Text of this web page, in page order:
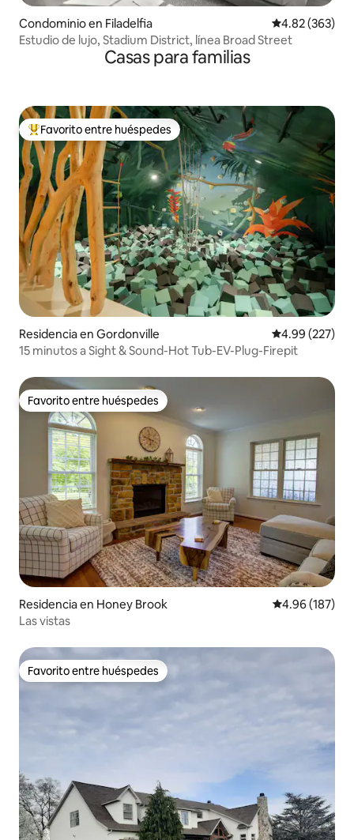
Condominio en Filadelfia Calificación
4.82 (363)
Estudio de lujo, Stadium District, línea Broad Street
Casas para familias
De los mejores en Favorito entre huéspedes
Favorito entre huéspedes
Residencia en Gordonville Calificación
4.99 (227)
15 minutos a Sight & Sound-Hot Tub-EV-Plug-Firepit
Favorito entre huéspedes
Favorito entre huéspedes
Residencia en Honey Brook Calificación
4.96 (187)
Las vistas
Favorito entre huéspedes
Favorito entre huéspedes